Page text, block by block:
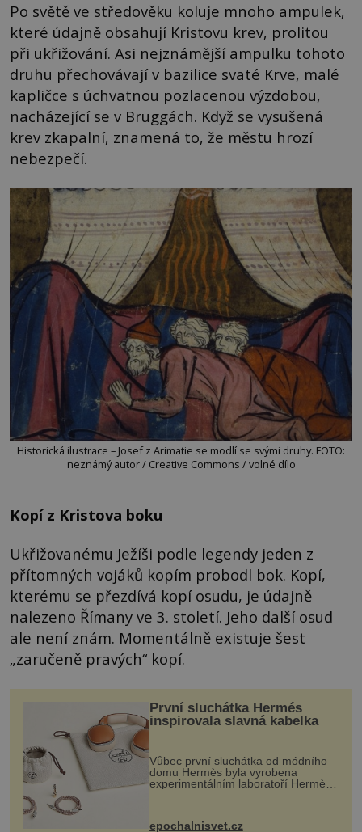
Po světě ve středověku koluje mnoho ampulek,
které údajně obsahují Kristovu krev, prolitou
při ukřižování. Asi nejznámější ampulku tohoto
druhu přechovávají v bazilice svaté Krve, malé
kapličce s úchvatnou pozlacenou výzdobou,
nacházející se v Bruggách. Když se vysušená
krev zkapalní, znamená to, že městu hrozí
nebezpečí.
Historická ilustrace – Josef z Arimatie se modlí se svými druhy. FOTO:
neznámý autor / Creative Commons / volné dílo
Kopí z Kristova boku
Ukřižovanému Ježíši podle legendy jeden z
přítomných vojáků kopím probodl bok. Kopí,
kterému se přezdívá kopí osudu, je údajně
nalezeno Římany ve 3. století. Jeho další osud
ale není znám. Momentálně existuje šest
„zaručeně pravých“ kopí.
První sluchátka Hermés
inspirovala slavná kabelka
Vůbec první sluchátka od módního
domu Hermès byla vyrobena
experimentálním laboratoří Hermès
kovový...
epochalnisvet.cz